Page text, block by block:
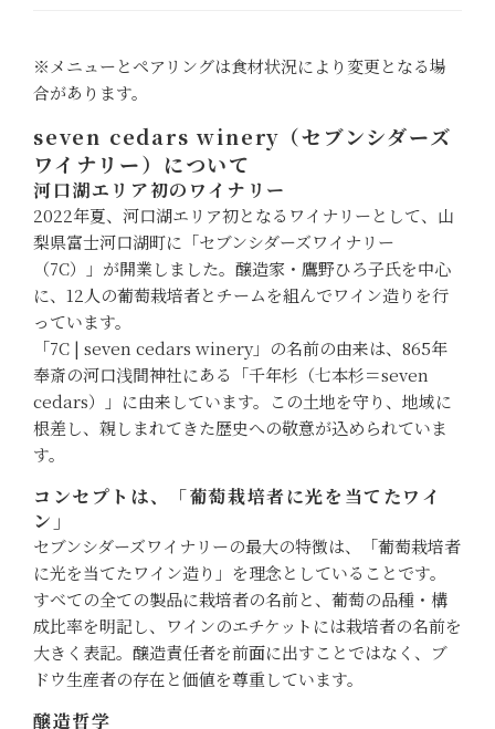
※メニューとペアリングは食材状況により変更となる場
合があります。
seven cedars winery（セブンシダーズ
ワイナリー）について
河口湖エリア初のワイナリー
2022年夏、河口湖エリア初となるワイナリーとして、山
梨県富士河口湖町に「セブンシダーズワイナリー
（7C）」が開業しました。醸造家・鷹野ひろ子氏を中心
に、12人の葡萄栽培者とチームを組んでワイン造りを行
っています。
「7C | seven cedars winery」の名前の由来は、865年
奉斎の河口浅間神社にある「千年杉（七本杉＝seven
cedars）」に由来しています。この土地を守り、地域に
根差し、親しまれてきた歴史への敬意が込められていま
す。
コンセプトは、「葡萄栽培者に光を当てたワイ
ン」
セブンシダーズワイナリーの最大の特徴は、「葡萄栽培者
に光を当てたワイン造り」を理念としていることです。
すべての全ての製品に栽培者の名前と、葡萄の品種・構
成比率を明記し、ワインのエチケットには栽培者の名前を
大きく表記。醸造責任者を前面に出すことではなく、ブ
ドウ生産者の存在と価値を尊重しています。
醸造哲学